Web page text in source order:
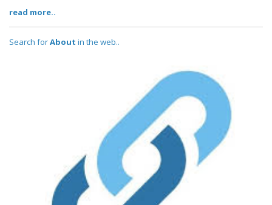
read more..
Search forAbout in the web..